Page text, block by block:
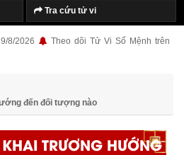
Tra cứu tử vi
8/2026 Theo dõi Tử Vi Số Mệnh trên
đến đối tượng nào
TRƯƠNG HƯỚNG